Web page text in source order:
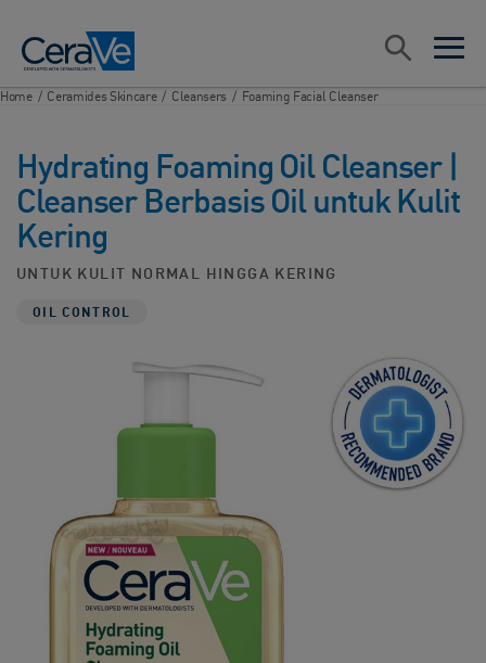
open
open
Search
Home / Ceramides Skincare / Cleansers / Foaming Facial Cleanser
Hydrating Foaming Oil Cleanser |
Cleanser Berbasis Oil untuk Kulit
Kering
UNTUK KULIT NORMAL HINGGA KERING
OIL CONTROL